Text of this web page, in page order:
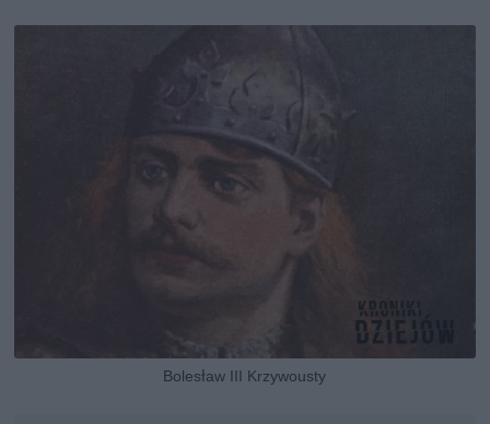
Bolesław III Krzywousty